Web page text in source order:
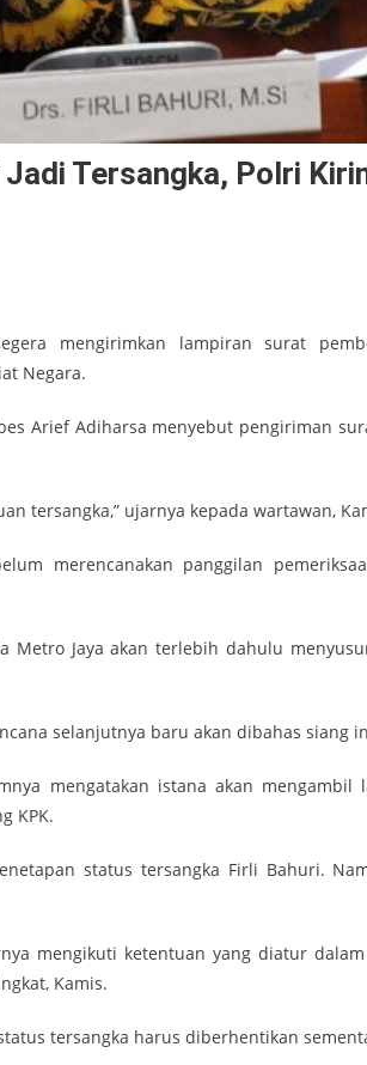
Tersangka, Polri
mengirimkan lampiran surat
Negara.
Arief Adiharsa menyebut pengiriman
tersangka,” ujarnya kepada wartawan,
merencanakan panggilan
Metro Jaya akan terlebih dahulu
selanjutnya baru akan dibahas siang
mengatakan istana akan mengambil
KPK.
status tersangka Firli Bahuri.
mengikuti ketentuan yang diatur
Kamis.
tersangka harus diberhentikan